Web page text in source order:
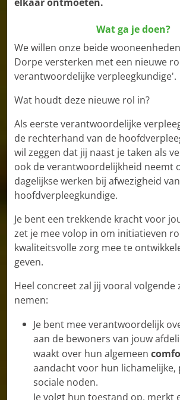
Wat ga je doen?
We willen onze beide
Dorpe versterken met een nieuwe
verantwoordelijke verpleegkundige'.
Wat houdt deze nieuwe rol in?
Als eerste verantwoordelijke
de rechterhand van de
wil zeggen dat jij naast je taken als
ook de verantwoordelijkheid neemt
dagelijkse werken bij afwezigheid
hoofdverpleegkundige.
Je bent een trekkende kracht voor
zet je mee volop in om initiatieven
kwaliteitsvolle zorg mee te
geven.
Heel concreet zal jij vooral volgende
nemen:
Je bent mee verantwoordelijk
aan de bewoners van jouw
waakt over hun algemeen
aandacht voor hun lichamelijke,
sociale noden.
Je volgt hun toestand op, merkt